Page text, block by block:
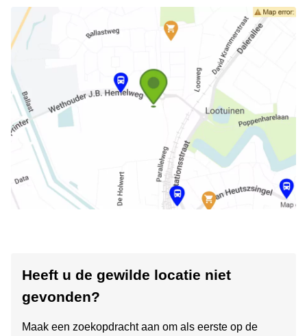
Heeft u de gewilde locatie niet
gevonden?
Maak een zoekopdracht aan om als eerste op de